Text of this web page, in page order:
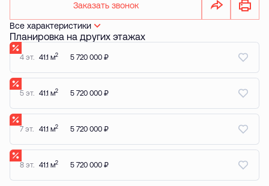
Заказать звонок
Все характеристики
Планировка на других этажах
4 эт. 41.1 м2 5 720 000 ₽
5 эт. 41.1 м2 5 720 000 ₽
7 эт. 41.1 м2 5 720 000 ₽
8 эт. 41.1 м2 5 720 000 ₽